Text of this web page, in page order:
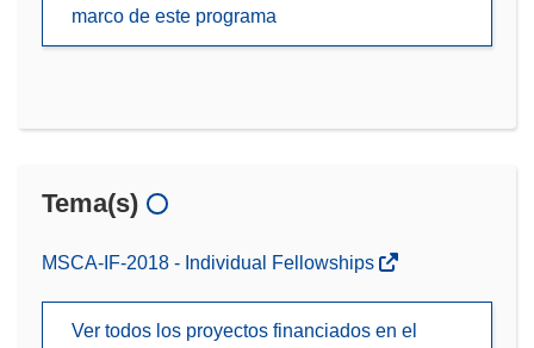
marco de este programa
Tema(s)
MSCA-IF-2018 - Individual Fellowships
Ver todos los proyectos financiados en el